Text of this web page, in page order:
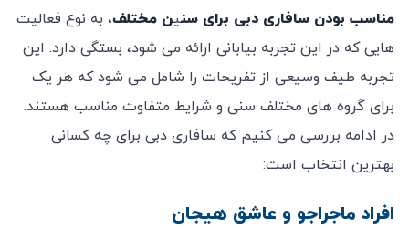
مناسب بودن سافاری دبی برای سنین مختلف، به نوع فعالیت
‌هایی که در این تجربه بیابانی ارائه می ‌شود، بستگی دارد. این
تجربه طیف وسیعی از تفریحات را شامل می ‌شود که هر یک
برای گروه‌ های مختلف سنی و شرایط متفاوت مناسب هستند.
در ادامه بررسی می‌ کنیم که سافاری دبی برای چه کسانی
بهترین انتخاب است:
افراد ماجراجو و عاشق هیجان